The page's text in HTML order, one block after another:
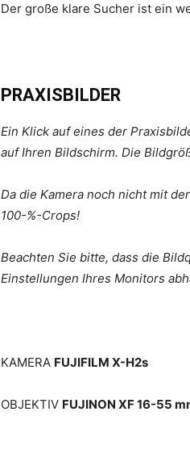
Der große klare Sucher ist ein
PRAXISBILDER
Ein Klick auf eines der
auf Ihren Bildschirm. Die
Da die Kamera noch nicht mit
100-%-Crops!
Beachten Sie bitte, dass die
Einstellungen Ihres Monitors
KAMERA FUJIFILM X-H2s
OBJEKTIV FUJINON XF 16-55